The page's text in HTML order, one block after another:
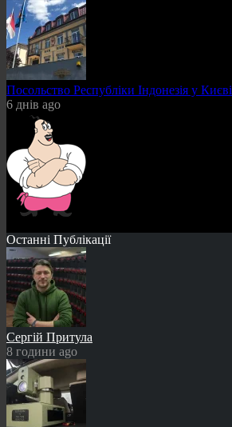
Посольство Республіки Індонезія у Києві
6 днів ago
Останні Публікації
Сергій Притула
8 години ago